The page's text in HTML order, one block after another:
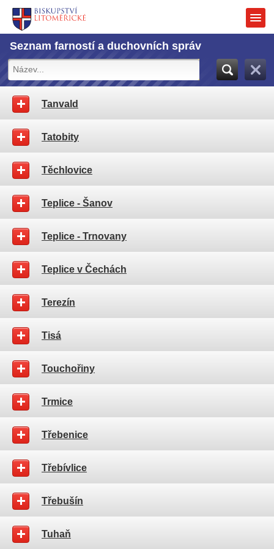
Seznam farností a duchovních správ
Tanvald
Tatobity
Těchlovice
Teplice - Šanov
Teplice - Trnovany
Teplice v Čechách
Terezín
Tisá
Touchořiny
Trmice
Třebenice
Třebívlice
Třebušín
Tuhaň